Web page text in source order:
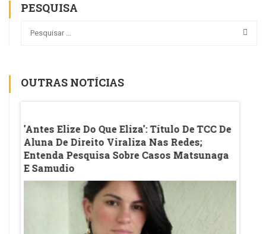
PESQUISA
OUTRAS NOTÍCIAS
'Antes Elize Do Que Eliza': Título De TCC De
Aluna De Direito Viraliza Nas Redes;
Entenda Pesquisa Sobre Casos Matsunaga
E Samudio